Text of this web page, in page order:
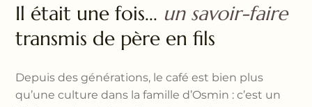
Il était une fois... un savoir-faire
transmis de père en fils
Depuis des générations, le café est bien plus
qu’une culture dans la famille d’Osmin : c’est un